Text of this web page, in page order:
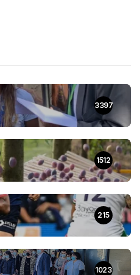
3397
1512
215
1023